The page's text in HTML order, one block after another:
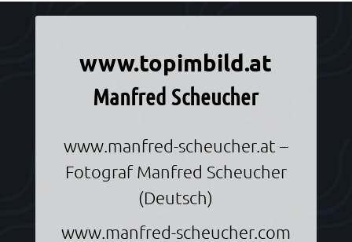
www.topimbild.at
Manfred Scheucher
www.manfred-scheucher.at –
Fotograf Manfred Scheucher
(Deutsch)
www.manfred-scheucher.com